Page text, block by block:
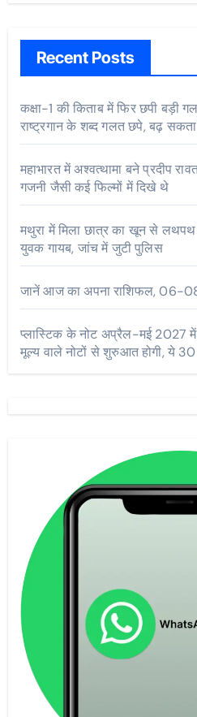
Recent Posts
कक्षा-1 की किताब में फिर छपी बड़ी
राष्ट्रगान के शब्द गलत छपे, बढ़ सकता
महाभारत में अश्वत्थामा बने प्रदीप
गजनी जैसी कई फिल्मों में दिखे थे
मथुरा में मिला छात्र का खून से
युवक गायब, जांच में जुटी पुलिस
जानें आज का अपना राशिफल, 06-
प्लास्टिक के नोट अप्रैल-मई 2027
मूल्य वाले नोटों से शुरुआत होगी, ये